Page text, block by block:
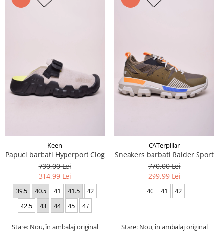
Keen
Papuci barbati Hyperport Clog
730,00 Lei
314,99 Lei
39.5 40.5 41 41.5
42
42.5
43 44 45 47
Stare: Nou, în ambalaj original
CATerpillar
Sneakers barbati Raider Sport
770,00 Lei
299,99 Lei
40 41 42
Stare: Nou, în ambalaj original